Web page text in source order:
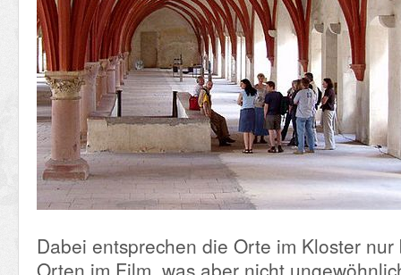
Dabei entsprechen die Orte im Kloster
Orten im Film, was aber nicht